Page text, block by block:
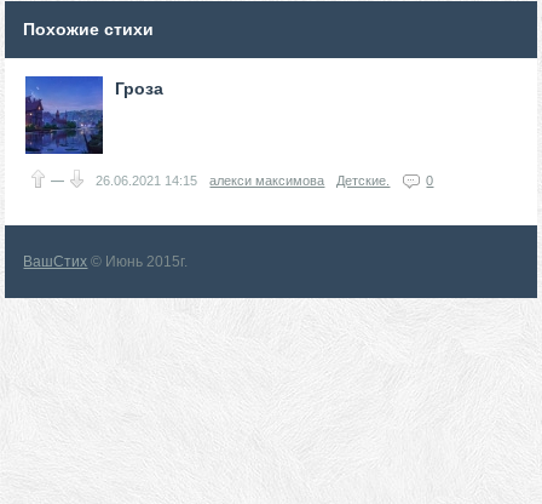
Похожие стихи
Гроза
— 26.06.2021 14:15 алекси максимова Детские. 0
ВашСтих © Июнь 2015г.